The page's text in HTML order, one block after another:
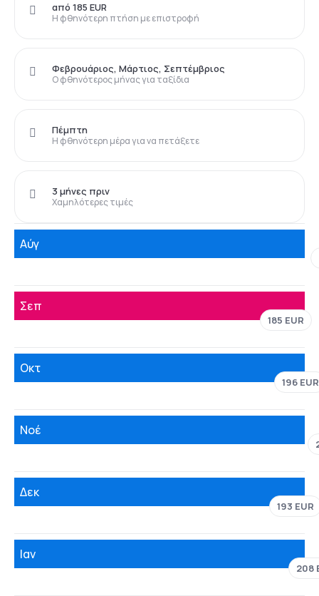
Η φθηνότερη πτήση με επιστροφή
από 185 EUR
Ο φθηνότερος μήνας για ταξίδια
Φεβρουάριος, Μάρτιος, Σεπτέμβριος
Η φθηνότερη μέρα για να πετάξετε
Πέμπτη
Χαμηλότερες τιμές
3 μήνες πριν
Αύγ
Σεπ
185 EUR
Οκτ
196 EUR
Νοέ
Δεκ
193 EUR
Ιαν
208